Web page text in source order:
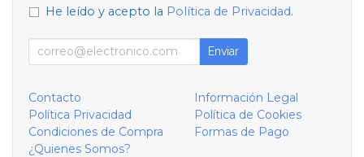
He leído y acepto la Política de Privacidad.
Enviar
Contacto
Información Legal
Política Privacidad
Política de Cookies
Condiciones de Compra
Formas de Pago
¿Quienes Somos?